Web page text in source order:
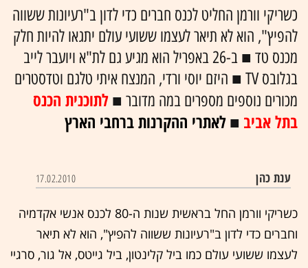
כשריקי וורמן החליט לכנס חברים כדי לדון ב"רעיונות ששווה
להפיץ", הוא לא תיאר לעצמו ששועי עולם יתגאו להיות חלק
מכנס טד ■ ב-26 באפריל הוא מגיע גם לת"א ויועבר לייב
בגלובס TV ■ היזם יוסי ורדי, המנצח איתי טלגם וטדסטרים
מכורים נוספים מספרים במה מדובר ■ לתוכנית הכנס
בתל אביב ■ לאתרי ההקרנות ברחבי הארץ
ענת כהן 17.02.2010
כשריקי וורמן החל בראשית שנות ה-80 לכנס אנשי אקדמיה
וחברים כדי לדון ב"רעיונות ששווה להפיץ", הוא לא תיאר
לעצמו ששועי עולם כמו ביל קלינטון, ביל גייטס, אל גור, סרגיי